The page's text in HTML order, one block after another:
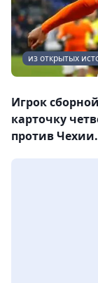
из открытых
Игрок
карточку
против Чехии.